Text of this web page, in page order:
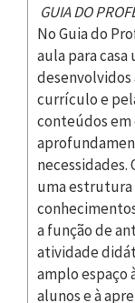
GUIA DO
No Guia do
aula para
desenvolvidos
currículo e
conteúdos em
necessidades.
uma estrutura
a função de
atividade
amplo espaço
alunos e à